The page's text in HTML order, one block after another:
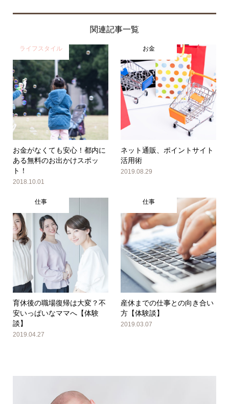
関連記事一覧
ライフスタイル
お金がなくても安心！都内に
ある無料のお出かけスポッ
ト！
2018.10.01
お金
ネット通販、ポイントサイト
活用術
2019.08.29
仕事
育休後の職場復帰は大変？不
安いっぱいなママへ【体験
談】
2019.04.27
仕事
産休までの仕事との向き合い
方【体験談】
2019.03.07